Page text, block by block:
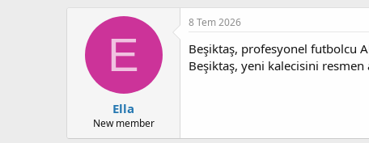
l
ş
a
n
ı
ç
t
a
E
Ella
New member
8 Tem 2026
Beşiktaş, profesyonel futbolcu
Beşiktaş, yeni kalecisini resmen